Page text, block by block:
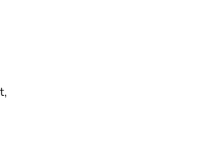
,